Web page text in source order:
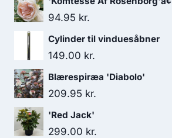
94.95 kr.
Cylinder til vinduesåbner
149.00 kr.
Blærespiræa 'Diabolo'
209.95 kr.
'Red Jack'
299.00 kr.